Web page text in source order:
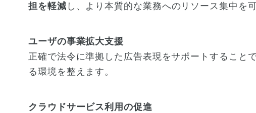
担を軽減 し、より本質的な業務へのリソース集中を
ユーザの事業拡大支援
正確で法令に準拠した広告表現をサポートすること
る環境を整えます。
クラウドサービス利用の促進